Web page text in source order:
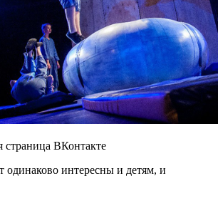
ВКонтакте
одинаково интересны и детям, и